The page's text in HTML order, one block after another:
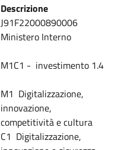
Descrizione
J91F22000890006
Ministero Interno
M1C1 - investimento 1.4
M1 Digitalizzazione,
innovazione,
competitività e cultura
C1 Digitalizzazione,